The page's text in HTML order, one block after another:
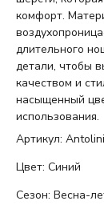
комфорт.
длительного
детали, чтобы
качеством и
насыщенный
использования.
Артикул:
Цвет: Синий
Сезон: Весна-